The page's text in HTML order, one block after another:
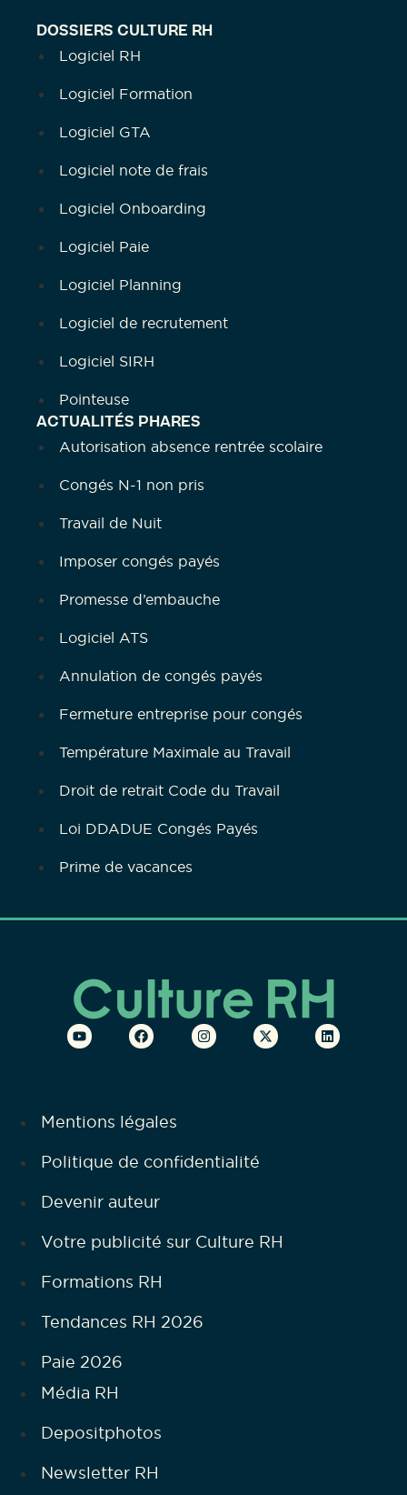
DOSSIERS CULTURE RH
Logiciel RH
Logiciel Formation
Logiciel GTA
Logiciel note de frais
Logiciel Onboarding
Logiciel Paie
Logiciel Planning
Logiciel de recrutement
Logiciel SIRH
Pointeuse
ACTUALITÉS PHARES
Autorisation absence rentrée scolaire
Congés N-1 non pris
Travail de Nuit
Imposer congés payés
Promesse d’embauche
Logiciel ATS
Annulation de congés payés
Fermeture entreprise pour congés
Température Maximale au Travail
Droit de retrait Code du Travail
Loi DDADUE Congés Payés
Prime de vacances
Mentions légales
Politique de confidentialité
Devenir auteur
Votre publicité sur Culture RH
Formations RH
Tendances RH 2026
Paie 2026
Média RH
Depositphotos
Newsletter RH